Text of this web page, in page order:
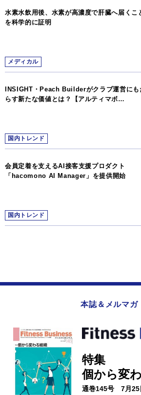
水素水飲用後、水素が高濃度で肝臓へ届くこ
を科学的に証明
メディカル
INSIGHT・Peach Builderがクラブ運営にも
らす新たな価値とは？【アルティマボ…
国内トレンド
会員定着を支えるAI接客支援プロダクト
「hacomono AI Manager」を提供開始
国内トレンド
本誌＆メルマガ
特集
個から変
通巻145号 7月25